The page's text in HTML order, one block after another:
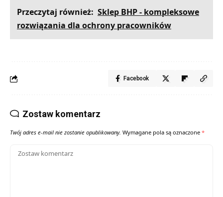
Przeczytaj również: Sklep BHP - kompleksowe
rozwiązania dla ochrony pracowników
Facebook
Zostaw komentarz
Twój adres e-mail nie zostanie opublikowany. Wymagane pola są oznaczone *